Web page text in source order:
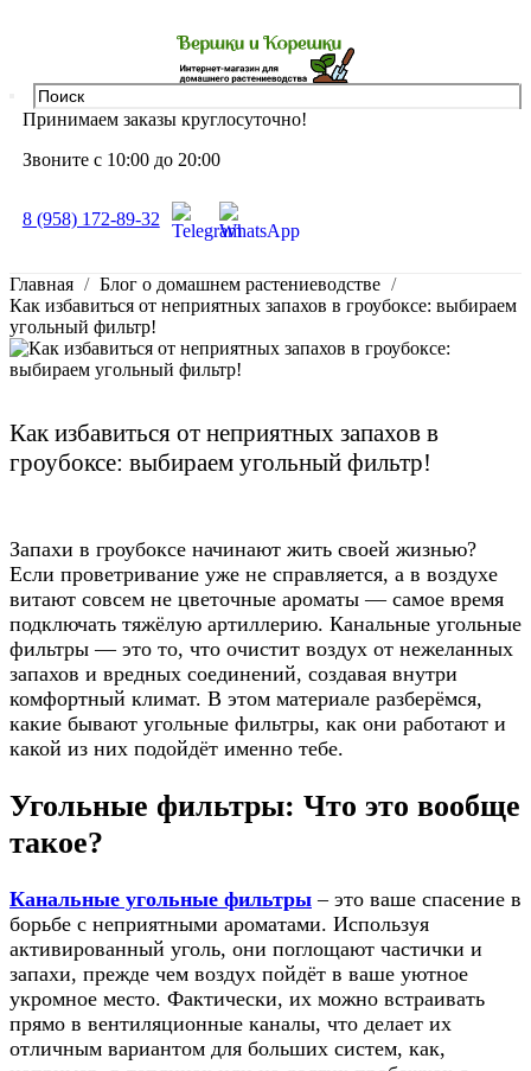
Принимаем заказы круглосуточно!
Звоните с 10:00 до 20:00
8 (958) 172-89-32
Главная
Блог о домашнем растениеводстве
Как избавиться от неприятных запахов в гроубоксе: выбираем
угольный фильтр!
Как избавиться от неприятных запахов в
гроубоксе: выбираем угольный фильтр!
Запахи в гроубоксе начинают жить своей жизнью?
Если проветривание уже не справляется, а в воздухе
витают совсем не цветочные ароматы — самое время
подключать тяжёлую артиллерию. Канальные угольные
фильтры — это то, что очистит воздух от нежеланных
запахов и вредных соединений, создавая внутри
комфортный климат. В этом материале разберёмся,
какие бывают угольные фильтры, как они работают и
какой из них подойдёт именно тебе.
Угольные фильтры: Что это вообще
такое?
Канальные угольные фильтры – это ваше спасение в
борьбе с неприятными ароматами. Используя
активированный уголь, они поглощают частички и
запахи, прежде чем воздух пойдёт в ваше уютное
укромное место. Фактически, их можно встраивать
прямо в вентиляционные каналы, что делает их
отличным вариантом для больших систем, как,